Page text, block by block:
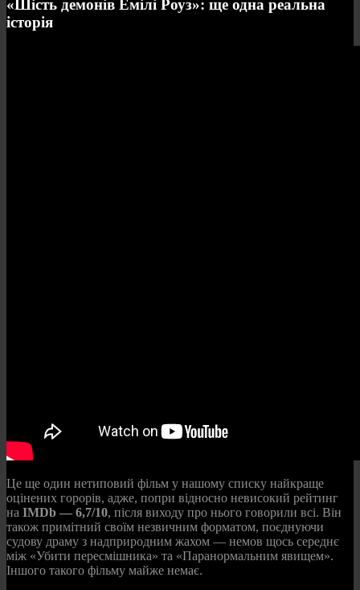
«Шість демонів Емілі Роуз»: ще одна реальна
історія
Це ще один нетиповий фільм у нашому списку найкраще
оцінених горорів, адже, попри відносно невисокий рейтинг
на IMDb — 6,7/10, після виходу про нього говорили всі. Він
також примітний своїм незвичним форматом, поєднуючи
судову драму з надприродним жахом — немов щось середнє
між «Убити пересмішника» та «Паранормальним явищем».
Іншого такого фільму майже немає.